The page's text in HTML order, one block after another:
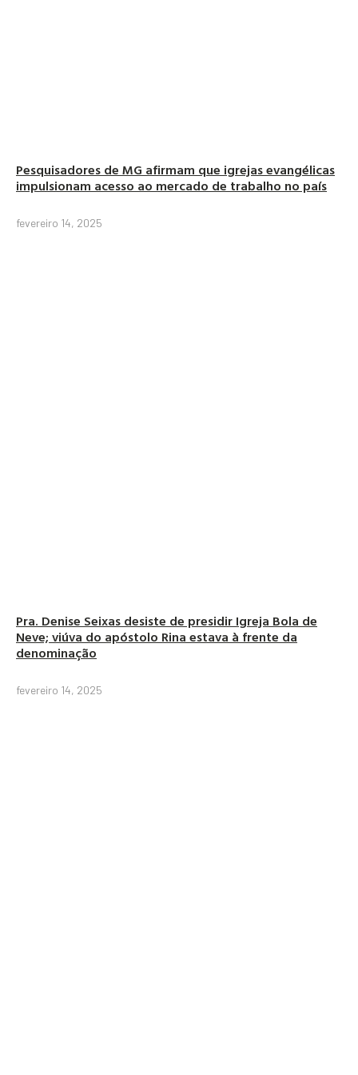
Pesquisadores de MG afirmam que igrejas evangélicas
impulsionam acesso ao mercado de trabalho no país
fevereiro 14, 2025
Pra. Denise Seixas desiste de presidir Igreja Bola de
Neve; viúva do apóstolo Rina estava à frente da
denominação
fevereiro 14, 2025